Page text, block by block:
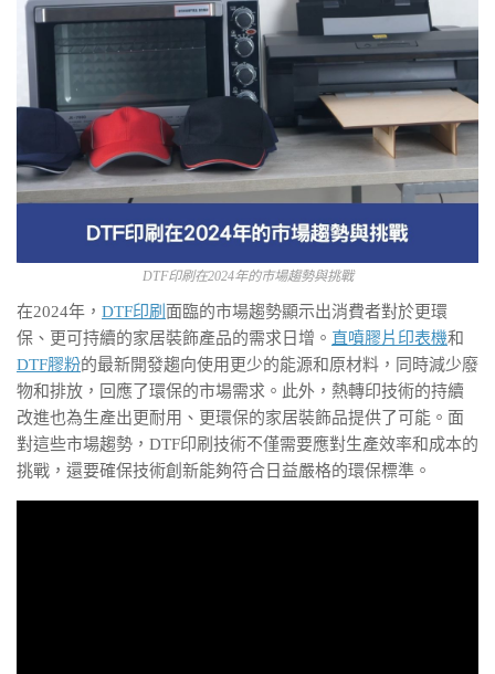
DTF印刷在2024年的市場趨勢與挑戰
在2024年， DTF印刷 面臨的市場趨勢顯示出消費者對於更環
保、更可持續的家居裝飾產品的需求日增。 直噴膠片印表機和
DTF膠粉的最新開發趨向使用更少的能源和原材料，同時減少廢
物和排放，回應了環保的市場需求。此外，熱轉印技術的持續
改進也為生產出更耐用、更環保的家居裝飾品提供了可能。面
對這些市場趨勢，DTF印刷技術不僅需要應對生產效率和成本的
挑戰，還要確保技術創新能夠符合日益嚴格的環保標準。